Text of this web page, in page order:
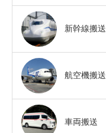
新幹線搬送
航空機搬送
車両搬送